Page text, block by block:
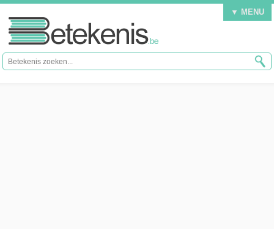
▼ MENU